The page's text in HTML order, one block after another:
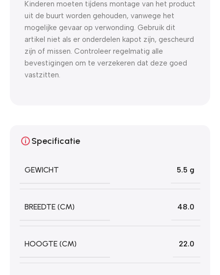
Kinderen moeten tijdens montage van het product
uit de buurt worden gehouden, vanwege het
mogelijke gevaar op verwonding. Gebruik dit
artikel niet als er onderdelen kapot zijn, gescheurd
zijn of missen. Controleer regelmatig alle
bevestigingen om te verzekeren dat deze goed
vastzitten.
Specificatie
GEWICHT 5.5 g
BREEDTE (CM) 48.0
HOOGTE (CM) 22.0